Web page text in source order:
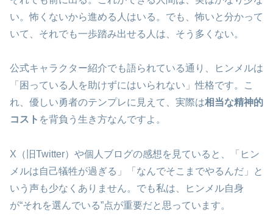
い。怖くないから進める人はいる。でも、怖いと分かって
いて、それでも一歩踏み出せる人は、そう多くない。
公式キャラクター紹介でも語られている通り、ヒンメルは
「困っている人を助けずにはいられない」性格です。こ
れ、優しい勇者のテンプレに見えて、実際は相当な精神的
コスト を背負う生き方なんですよ。
X（旧Twitter）や個人ブログの感想を見ていると、「ヒン
メルは自己犠牲が過ぎる」「なんでそこまでやるんだ」と
いう声も少なくありません。でも私は、ヒンメル自身
が“それを選んでいる”点が重要だと思っています。